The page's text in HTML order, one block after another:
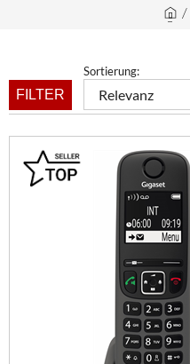
/
FILTER
Sortierung: